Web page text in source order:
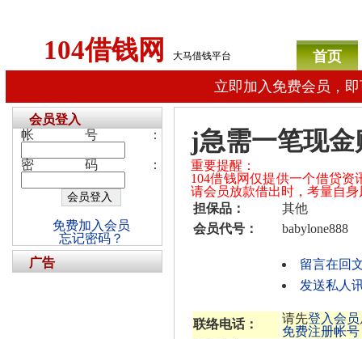
104借钱网 大马借钱平台
首页
立即加入免费会员，
j急需一笔现
重要提醒：
104借钱网仅提供一个借贷
请会员放款借出时，考量自
担保品：
其他
会员代号：
babylone888
留言在回
发送私人
联络电话： 请先登入会员
免费注册帐号
会员登入
帐号：
密码：
免费加入会员
忘记密码？
广告